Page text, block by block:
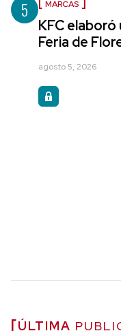
5 MARCAS
KFC elaboró
Feria de
agosto 5, 2026
ÚLTIMA